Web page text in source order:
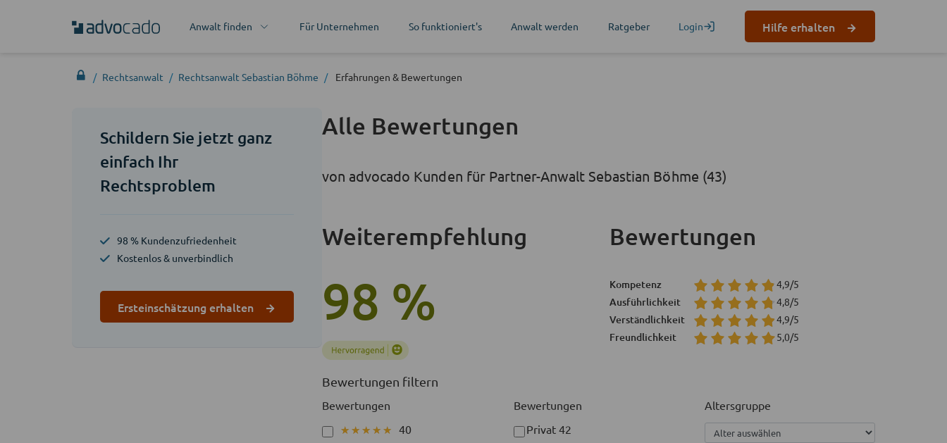
Anwalt finden Für Unternehmen So funktioniert's Anwalt werden Ratgeber Login Hilfe erhalten
Rechtsanwalt Rechtsanwalt Sebastian Böhme Erfahrungen & Bewertungen
Schildern Sie jetzt ganz
einfach Ihr
Rechtsproblem
98 % Kundenzufriedenheit
Kostenlos & unverbindlich
Ersteinschätzung erhalten
Alle Bewertungen
von advocado Kunden für Partner-Anwalt Sebastian Böhme (43)
Weiterempfehlung
98 %
Bewertungen
Kompetenz 4,9/5
Ausführlichkeit 4,8/5
Verständlichkeit 4,9/5
Freundlichkeit 5,0/5
Bewertungen filtern
Bewertungen
★★★★★
★★★★★ 40
Bewertungen
Privat42
Altersgruppe